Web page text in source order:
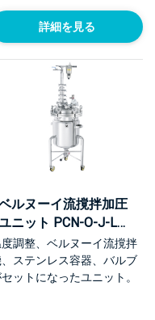
詳細を見る
ルヌーイ流撹拌加圧
ニット PCN-O-J-L型
KU-PCN-O-J-L】
調整、ベルヌーイ流撹拌
ステンレス容器、バルブ
ットになったユニット。